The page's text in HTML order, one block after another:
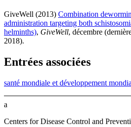
GiveWell (2013) Combination
administration targeting both
helminths), GiveWell, décembre
2018).
Entrées associées
santé mondiale et développement
a
Centers for Disease Control and